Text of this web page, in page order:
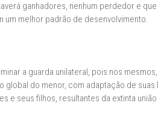
ganhadores, nenhum perdedor e
melhor padrão de desenvolvimento.
a guarda unilateral, pois nos
global do menor, com adaptação de
e seus filhos, resultantes da extinta